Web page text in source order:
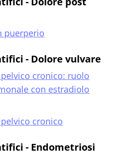
puerperio
- Dolore vulvare
cronico: ruolo
con estradiolo
cronico
- Endometriosi